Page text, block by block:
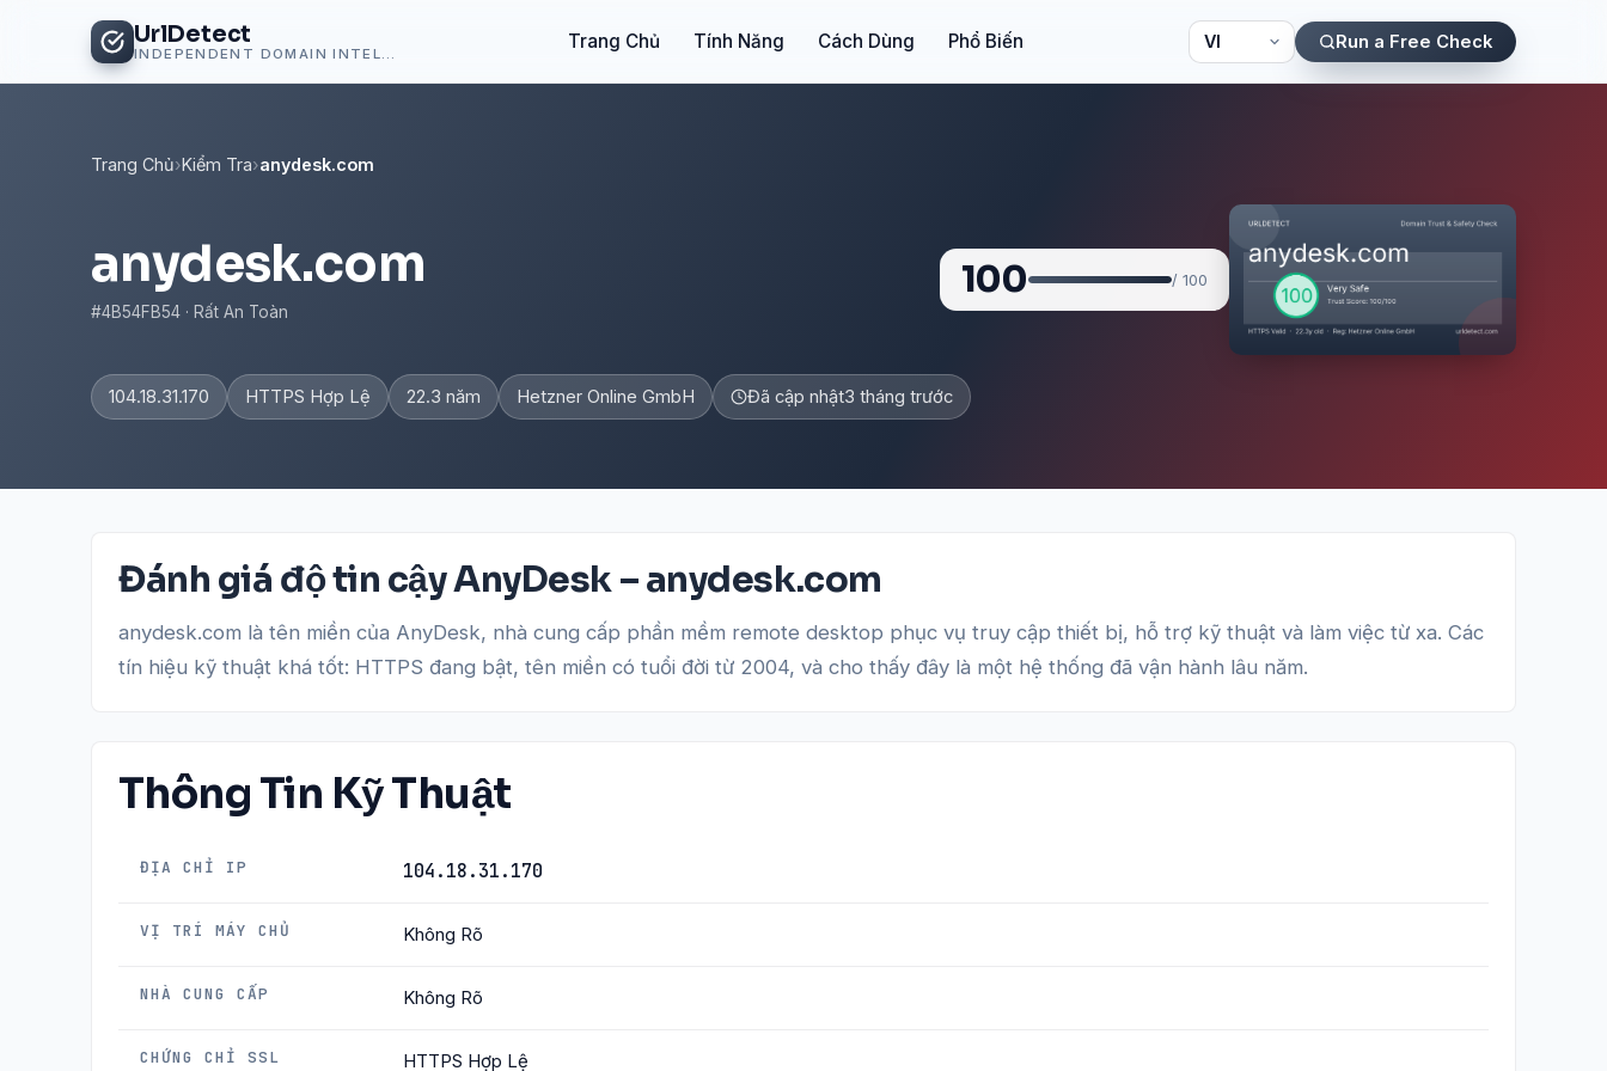
UrlDetect Trang Chủ Tính Năng Cách Dùng Phổ Biến Run a Free Check
Trang Chủ›Kiểm Tra›anydesk.com
anydesk.com
#4B54FB54 · Rất An Toàn
100 / 100
104.18.31.170 HTTPS Hợp Lệ 22.3 năm Hetzner Online GmbH Đã cập nhật3 tháng trước
Đánh giá độ tin cậy AnyDesk – anydesk.com
anydesk.com là tên miền của AnyDesk, nhà cung cấp phần mềm remote desktop phục vụ truy cập thiết bị, hỗ trợ kỹ thuật và làm việc từ xa. Các
tín hiệu kỹ thuật khá tốt: HTTPS đang bật, tên miền có tuổi đời từ 2004, và cho thấy đây là một hệ thống đã vận hành lâu năm.
Thông Tin Kỹ Thuật
ĐỊA CHỈ IP 104.18.31.170
VỊ TRÍ MÁY CHỦ Không Rõ
NHÀ CUNG CẤP Không Rõ
CHỨNG CHỈ SSL HTTPS Hợp Lệ